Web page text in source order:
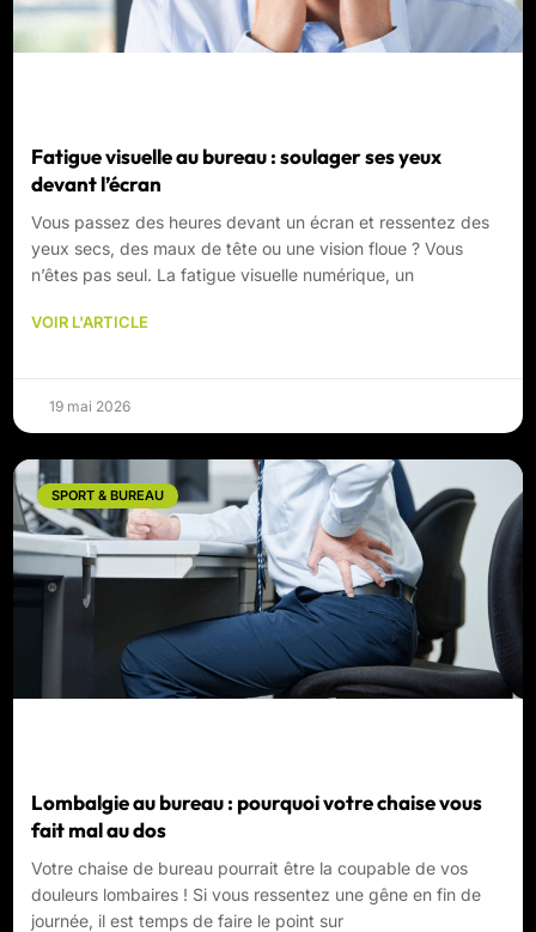
Fatigue visuelle au bureau : soulager ses yeux
devant l’écran
Vous passez des heures devant un écran et ressentez des
yeux secs, des maux de tête ou une vision floue ? Vous
n’êtes pas seul. La fatigue visuelle numérique, un
VOIR L'ARTICLE
19 mai 2026
SPORT & BUREAU
Lombalgie au bureau : pourquoi votre chaise vous
fait mal au dos
Votre chaise de bureau pourrait être la coupable de vos
douleurs lombaires ! Si vous ressentez une gêne en fin de
journée, il est temps de faire le point sur